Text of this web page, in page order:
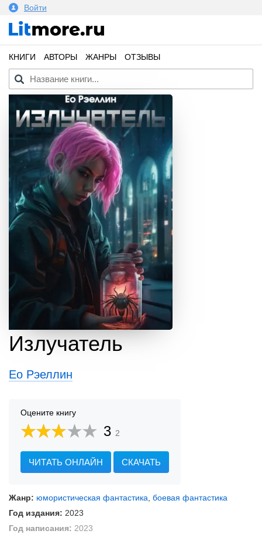
Войти
КНИГИ АВТОРЫ ЖАНРЫ ОТЗЫВЫ
Излучатель
Ео Рэеллин
Оцените книгу
3 2
ЧИТАТЬ ОНЛАЙН СКАЧАТЬ
Жанр: юмористическая фантастика боевая фантастика
Год издания: 2023
Год написания: 2023